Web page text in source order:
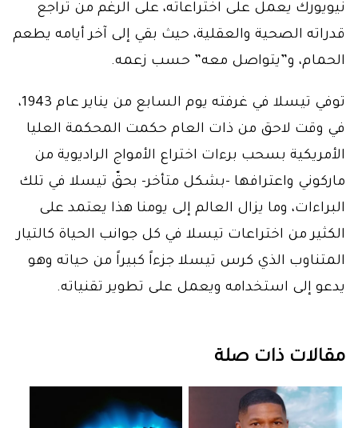
نيويورك يعمل على اختراعاته، على الرغم من تراجع
قدراته الصحية والعقلية، حيث بقي إلى آخر أيامه يطعم
الحمام، و”يتواصل معه” حسب زعمه.
توفي تيسلا في غرفته يوم السابع من يناير عام 1943،
في وقت لاحق من ذات العام حكمت المحكمة العليا
الأمريكية بسحب برءات اختراع الأمواج الراديوية من
ماركوني واعترافها -بشكل متأخر- بحقّ تيسلا في تلك
البراءات، وما يزال العالم إلى يومنا هذا يعتمد على
الكثير من اختراعات تيسلا في كل جوانب الحياة كالتيار
المتناوب الذي كرس تيسلا جزءاً كبيراً من حياته وهو
يدعو إلى استخدامه ويعمل على تطوير تقنياته.
مقالات ذات صلة